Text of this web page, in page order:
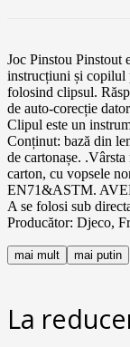
Joc Pinstou Pinstout
instrucțiuni și copilul
folosind clipsul.
de auto-corecție
Clipul este un
Conținut: bază din
de cartonașe.
carton, cu vopsele
EN71&ASTM.
A se folosi sub
Producător: Djeco,
mai mult mai putin
La